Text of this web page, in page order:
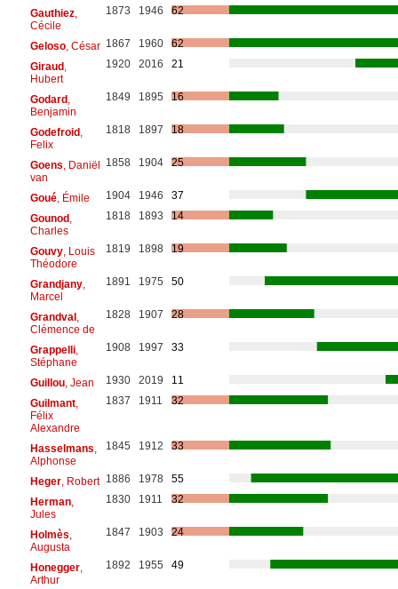
Gauthiez,
Cécile
1873 1946 62
Geloso, César 1867 1960
62
Giraud,
Hubert
1920 2016 21
Godard,
Benjamin
1849 1895 16
Godefroid,
Felix
1818 1897 18
Goens , Daniël
van
1858 1904 25
Goué, Émile 1904 1946
37
Gounod,
Charles
1818 1893 14
Gouvy, Louis
Théodore
1819 1898 19
Grandjany,
Marcel
1891 1975 50
Grandval,
Clémence de
1828 1907 28
Grappelli,
Stéphane
1908 1997 33
Guillou, Jean 1930 2019
11
Guilmant,
Félix
Alexandre
1837 1911 32
Hasselmans
Alphonse
1845 1912 33
Heger, Robert 1886 1978
55
Herman,
Jules
1830 1911 32
Holmès
Augusta
1847 1903 24
Honegger,
Arthur
1892 1955 49